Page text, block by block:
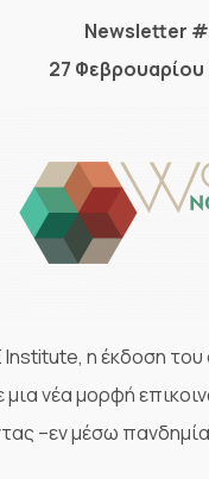
Newsletter
27 Φεβρουαρίου
η έκδοση του
νέα μορφή
–εν μέσω